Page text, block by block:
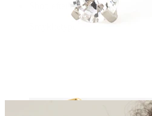
Shop efter type